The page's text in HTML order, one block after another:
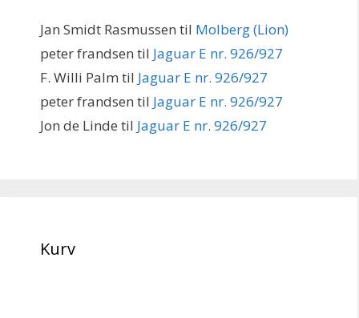
Jan Smidt Rasmussen til Molberg (Lion)
peter frandsen til Jaguar E nr. 926/927
F. Willi Palm til Jaguar E nr. 926/927
peter frandsen til Jaguar E nr. 926/927
Jon de Linde til Jaguar E nr. 926/927
Kurv